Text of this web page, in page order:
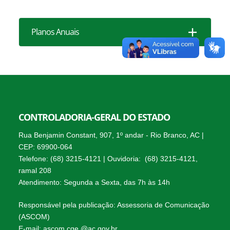
Planos Anuais
CONTROLADORIA-GERAL DO ESTADO
Rua Benjamin Constant, 907, 1º andar - Rio Branco, AC |
CEP: 69900-064
Telefone: (68) 3215-4121 | Ouvidoria: (68) 3215-4121,
ramal 208
Atendimento: Segunda a Sexta, das 7h às 14h
Responsável pela publicação: Assessoria de Comunicação
(ASCOM)